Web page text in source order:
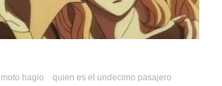
moto hagio
quien es el undecimo pasajero